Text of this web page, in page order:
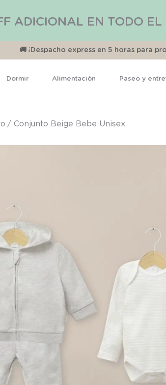
ADICIONAL EN TODO EL
🚚 ¡Despacho express en 5 horas para
Dormir Alimentación Paseo y
Conjunto Beige Bebe Unisex
niña
saco
9.
10